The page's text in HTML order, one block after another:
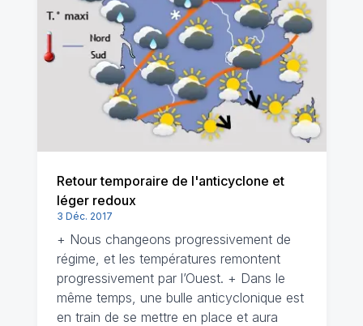
Retour temporaire de l'anticyclone et
léger redoux
3 Déc. 2017
+ Nous changeons progressivement de
régime, et les températures remontent
progressivement par l’Ouest. + Dans le
même temps, une bulle anticyclonique est
en train de se mettre en place et aura